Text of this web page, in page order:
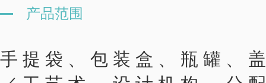
产品范围
手 提 袋 、 包 装 盒 、 瓶 罐 、